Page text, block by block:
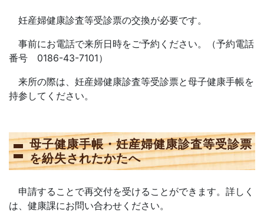
妊産婦健康診査等受診票の交換が必要です。
事前にお電話で来所日時をご予約ください。（予約電話
番号 0186-43-7101）
来所の際は、妊産婦健康診査等受診票と母子健康手帳を
持参してください。
母子健康手帳・妊産婦健康診査等受診票
を紛失されたかたへ
申請することで再交付を受けることができます。詳しく
は、健康課にお問い合わせください。